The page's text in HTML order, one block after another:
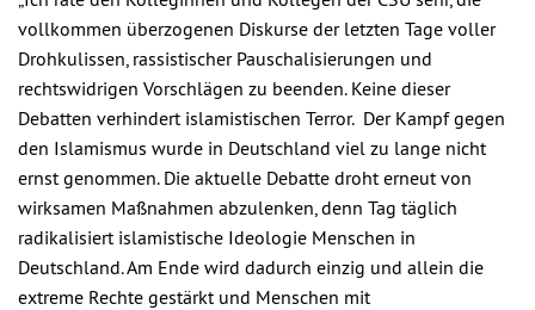
vollkommen überzogenen Diskurse der letzten Tage voller
Drohkulissen, rassistischer Pauschalisierungen und
rechtswidrigen Vorschlägen zu beenden. Keine dieser
Debatten verhindert islamistischen Terror. Der Kampf gegen
den Islamismus wurde in Deutschland viel zu lange nicht
ernst genommen. Die aktuelle Debatte droht erneut von
wirksamen Maßnahmen abzulenken, denn Tag täglich
radikalisiert islamistische Ideologie Menschen in
Deutschland. Am Ende wird dadurch einzig und allein die
extreme Rechte gestärkt und Menschen mit